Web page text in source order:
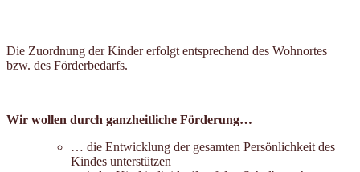
Die Zuordnung der Kinder erfolgt entsprechend des Wohnortes
bzw. des Förderbedarfs.
Wir wollen durch ganzheitliche Förderung…
… die Entwicklung der gesamten Persönlichkeit des
Kindes unterstützen